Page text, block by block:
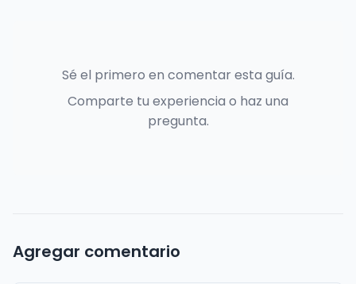
Sé el primero en comentar esta guía.
Comparte tu experiencia o haz una
pregunta.
Agregar comentario